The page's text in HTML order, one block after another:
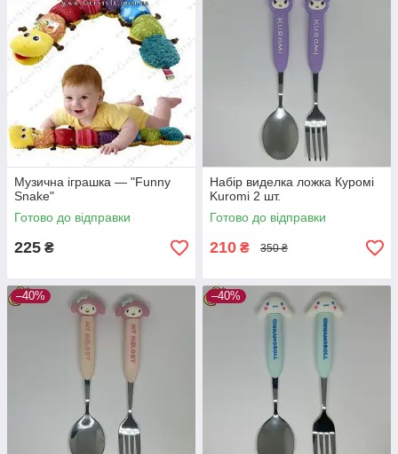
Музична іграшка — "Funny
Snake"
Готово до відправки
225 ₴
Набір виделка ложка Куромі
Kuromi 2 шт.
Готово до відправки
210 ₴ 350 ₴
–40% –40%